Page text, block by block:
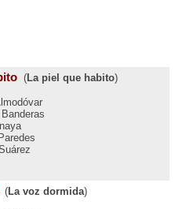
(La piel que habito)
La voz dormida)